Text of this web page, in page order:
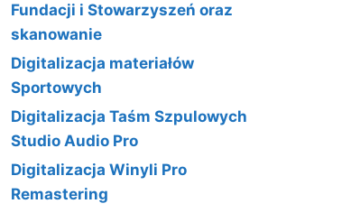
Fundacji i Stowarzyszeń oraz
skanowanie
Digitalizacja materiałów
Sportowych
Digitalizacja Taśm Szpulowych
Studio Audio Pro
Digitalizacja Winyli Pro
Remastering